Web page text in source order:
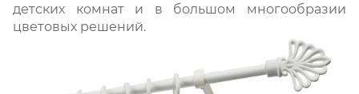
детских комнат и в большом многообразии
цветовых решений.